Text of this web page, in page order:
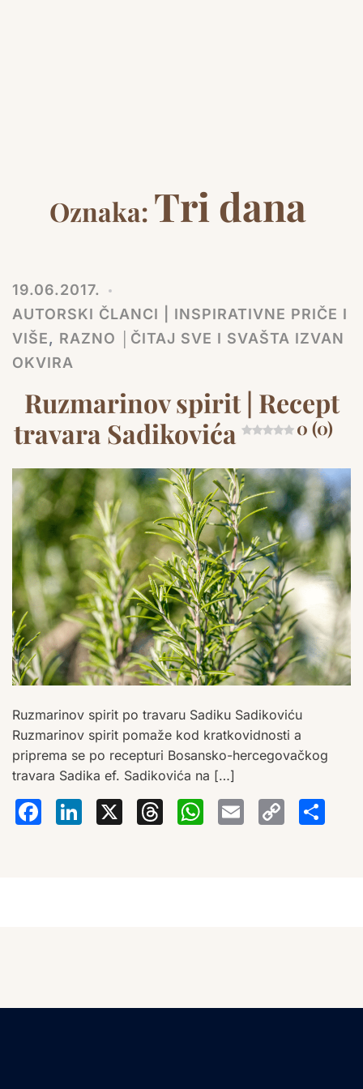
Oznaka: Tri dana
19.06.2017.
AUTORSKI ČLANCI | INSPIRATIVNE PRIČE I
VIŠE, RAZNO │ČITAJ SVE I SVAŠTA IZVAN
OKVIRA
Ruzmarinov spirit | Recept
travara Sadikovića
0 (0)
Ruzmarinov spirit po travaru Sadiku Sadikoviću
Ruzmarinov spirit pomaže kod kratkovidnosti a
priprema se po recepturi Bosansko-hercegovačkog
travara Sadika ef. Sadikovića na […]
Facebook
LinkedIn
X Threads
Email